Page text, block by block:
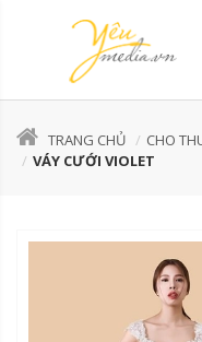
TRANG CHỦ
CHO
VÁY CƯỚI VIOLET